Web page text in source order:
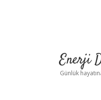
Enerji
Günlük